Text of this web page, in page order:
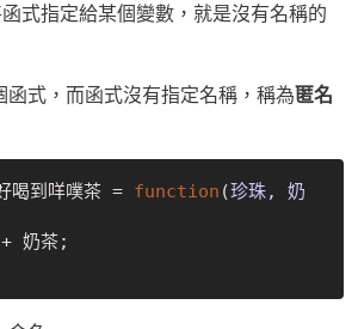
函式指定給某個變數，就是沒有名稱的
函式，而函式沒有指定名稱，稱為匿名
喝到咩噗茶 = function (珍珠, 奶
奶茶;